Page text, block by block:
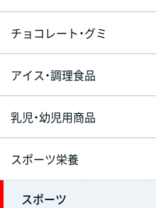
チョコレート・グミ
アイス・調理食品
乳児・幼児用商品
スポーツ栄養
スポーツ